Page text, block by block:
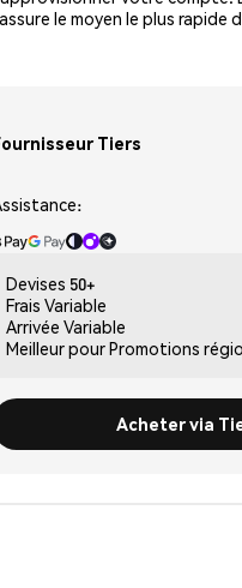
le moyen le plus rapide
Tiers
Devises 50+
Frais Variable
Arrivée Variable
Meilleur pourPromotions
Acheter via